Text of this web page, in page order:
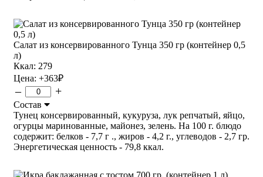
Салат из консервированного Тунца 350 гр (контейнер 0,5
л)
Ккал: 279
Цена: +363₽
– +
Состав
Тунец консервированный, кукуруза, лук репчатый, яйцо,
огурцы маринованные, майонез, зелень. На 100 г. блюдо
содержит: белков - 7,7 г ., жиров - 4,2 г., углеводов - 2,7 гр.
Энергетическая ценность - 79,8 ккал.